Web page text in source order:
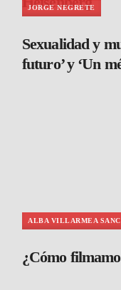
JORGE NEGRETE
Sexualidad y
futuro’ y ‘Un
ALBA VILLARMEA
¿Cómo